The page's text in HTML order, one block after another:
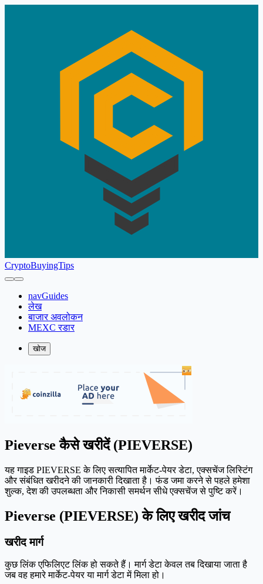
CryptoBuyingTips
navGuides
लेख
बाजार अवलोकन
MEXC रडार
खोज
Pieverse कैसे खरीदें (PIEVERSE)
यह गाइड PIEVERSE के लिए सत्यापित मार्केट-पेयर डेटा, एक्सचेंज लिस्टिंग
और संबंधित खरीदने की जानकारी दिखाता है। फंड जमा करने से पहले हमेशा
शुल्क, देश की उपलब्धता और निकासी समर्थन सीधे एक्सचेंज से पुष्टि करें।
Pieverse (PIEVERSE) के लिए खरीद जांच
खरीद मार्ग
कुछ लिंक एफिलिएट लिंक हो सकते हैं। मार्ग डेटा केवल तब दिखाया जाता है
जब वह हमारे मार्केट-पेयर या मार्ग डेटा में मिला हो।